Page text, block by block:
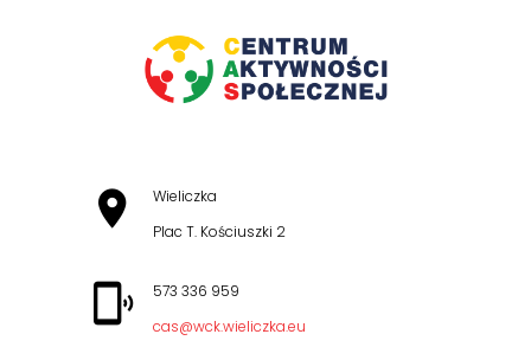
Wieliczka
Plac T. Kościuszki 2
573 336 959
cas@wck.wieliczka.eu